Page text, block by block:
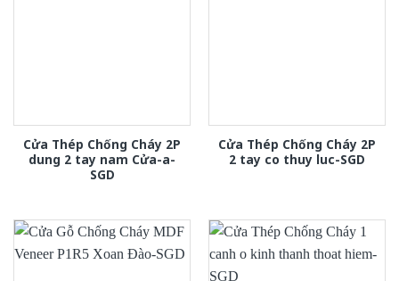
Cửa Thép Chống Cháy 2P
dung 2 tay nam Cửa-a-
SGD
Cửa Thép Chống Cháy 2P
2 tay co thuy luc-SGD